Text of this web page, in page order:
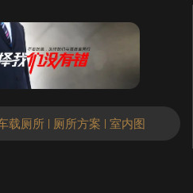
载厕所 | 厕所方案 | 室内图